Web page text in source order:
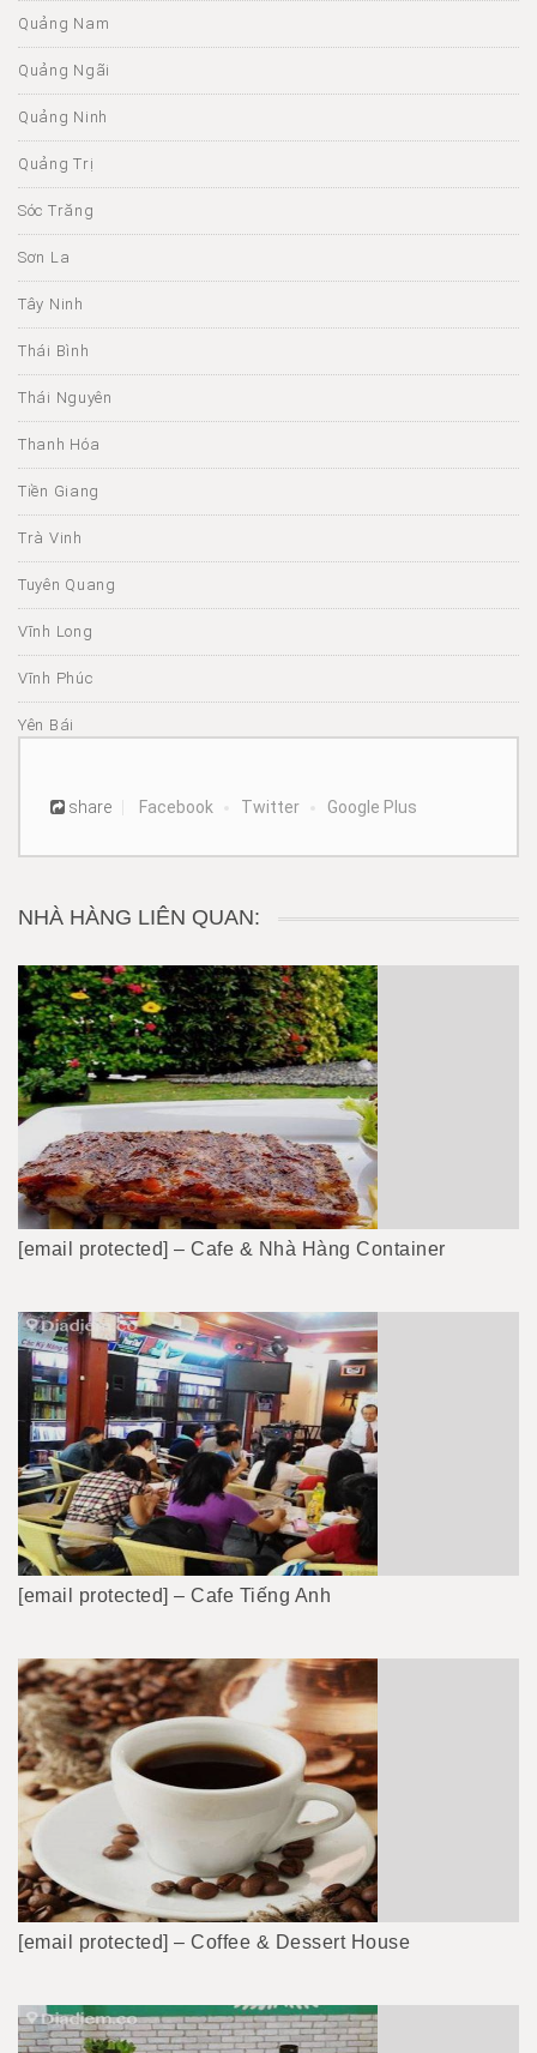
Quảng Nam
Quảng Ngãi
Quảng Ninh
Quảng Trị
Sóc Trăng
Sơn La
Tây Ninh
Thái Bình
Thái Nguyên
Thanh Hóa
Tiền Giang
Trà Vinh
Tuyên Quang
Vĩnh Long
Vĩnh Phúc
Yên Bái
share Facebook Twitter Google Plus
NHÀ HÀNG LIÊN QUAN:
[email protected] – Cafe & Nhà Hàng Container
[email protected] – Cafe Tiếng Anh
[email protected] – Coffee & Dessert House